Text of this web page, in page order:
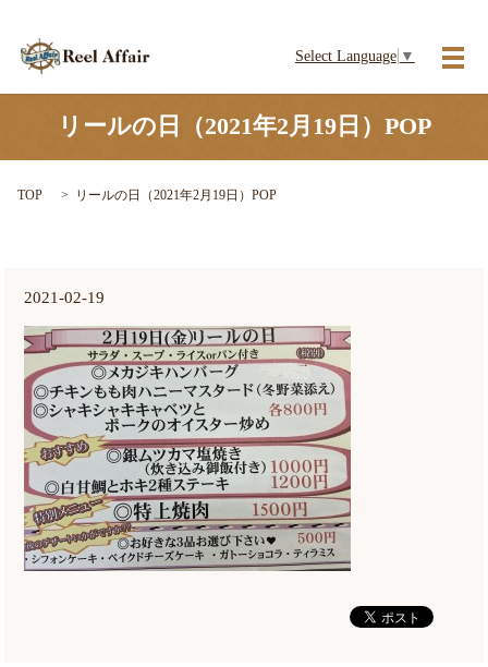
Select Language ▼
メ
リールの日（2021年2月19日）POP
TOP リールの日（2021年2月19日）POP
2021-02-19